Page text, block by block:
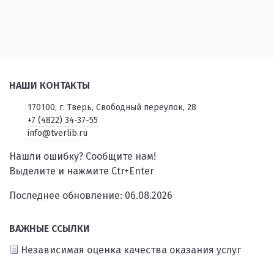
НАШИ КОНТАКТЫ
170100, г. Тверь, Свободный переулок, 28
+7 (4822) 34-37-55
info@tverlib.ru
Нашли ошибку? Сообщите нам!
Выделите и нажмите Ctr+Enter
Последнее обновление: 06.08.2026
ВАЖНЫЕ ССЫЛКИ
Независимая оценка качества оказания услуг